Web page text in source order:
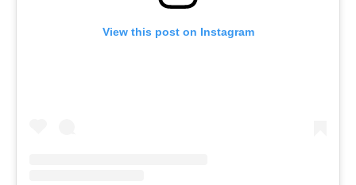
View this post on Instagram